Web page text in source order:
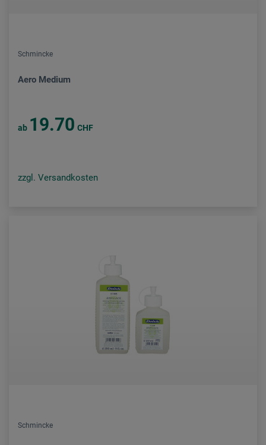
Schmincke
Aero Medium
ab 19.70 CHF
zzgl. Versandkosten
Schmincke